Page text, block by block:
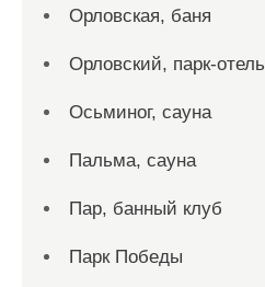
Орловская, баня
Орловский, парк-отель
Осьминог, сауна
Пальма, сауна
Пар, банный клуб
Парк Победы